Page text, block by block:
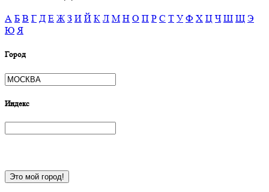
А Б В Г Д Е Ж З И Й К Л М Н О П Р С Т У Ф Х Ц Ч Ш Щ Э
Ю Я
Город
Индекс
Это мой город!